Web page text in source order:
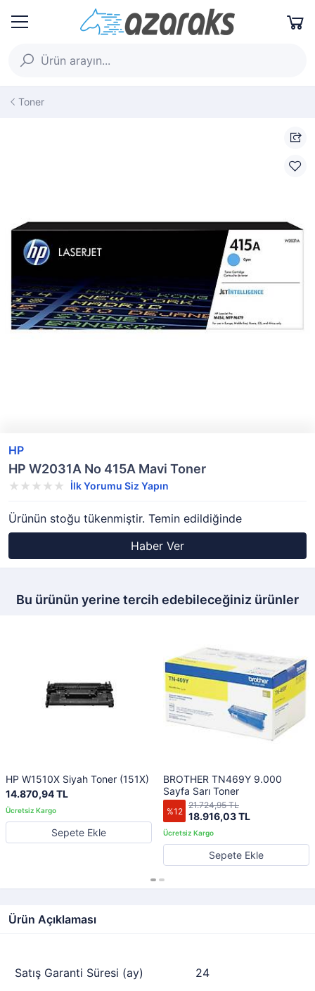
Toner
HP
HP W2031A No 415A Mavi Toner
İlk Yorumu Siz Yapın
Ürünün stoğu tükenmiştir. Temin edildiğinde
Haber Ver
Bu ürünün yerine tercih edebileceğiniz ürünler
HP W1510X Siyah Toner (151X)
14.870,94 TL
Sepete Ekle
BROTHER TN469Y 9.000
Sayfa Sarı Toner
%12 18.916,03 TL
21.724,95 TL
Sepete Ekle
Ürün Açıklaması
Satış Garanti Süresi (ay)
24